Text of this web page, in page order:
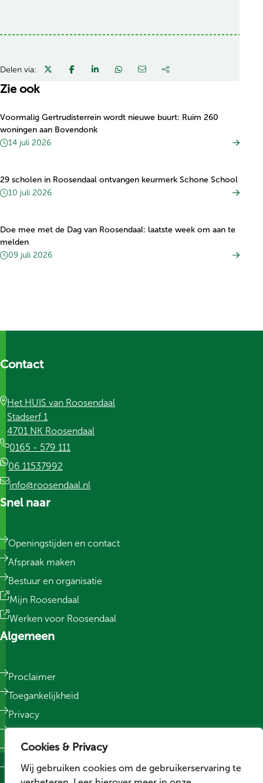
Cookies & Privacy
Wij gebruiken cookies om de gebruikerservaring te
Delen via:
Zie ook
Voormalig Gertrudisterrein wordt nieuwe buurt: Ruim 260
woningen aan Bovendonk
14 juli 2026
29 scholen in Roosendaal ontvangen keurmerk Schone School
10 juli 2026
Doe mee met de Dag van Roosendaal: laatste week om aan te
melden
09 juli 2026
Contact
Het HUIS van Roosendaal
Stadserf 1
4701 NK Roosendaal
0165 - 579 111
06 11537992
info@roosendaal.nl
Snel naar
Openingstijden en contact
Afspraak maken
Bestuur en organisatie
Mijn Roosendaal
Werken voor Roosendaal
Algemeen
Proclaimer
Toegankelijkheid
Privacy
Sitemap
Cookievoorkeuren wijzigen